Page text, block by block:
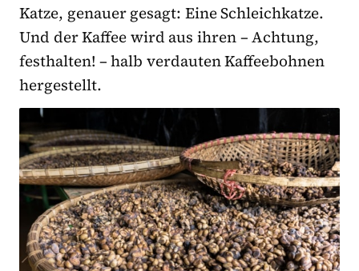
Katze, genauer gesagt: Eine Schleichkatze.
Und der Kaffee wird aus ihren – Achtung,
festhalten! – halb verdauten Kaffeebohnen
hergestellt.